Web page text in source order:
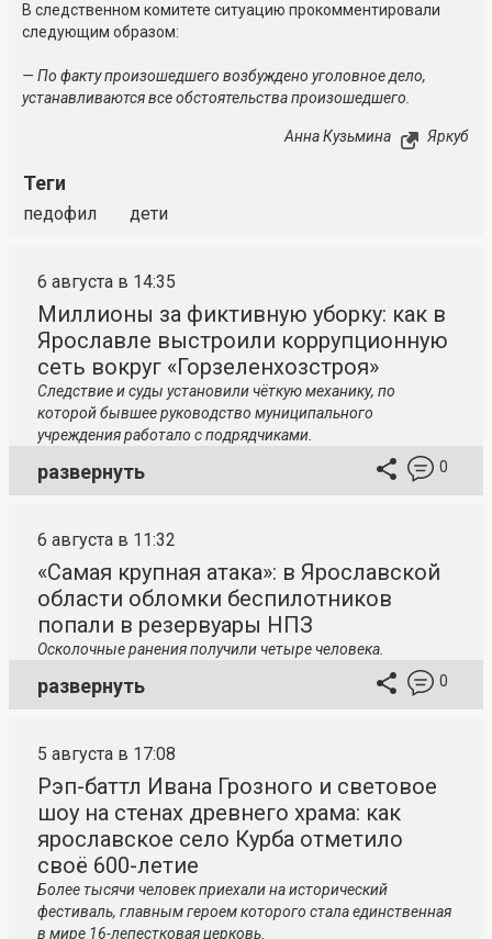
В следственном комитете ситуацию прокомментировали
следующим образом:
— По факту произошедшего возбуждено уголовное дело,
устанавливаются все обстоятельства произошедшего.
Анна Кузьмина Яркуб
Теги
педофил дети
6 августа в 14:35
Миллионы за фиктивную уборку: как в
Ярославле выстроили коррупционную
сеть вокруг «Горзеленхозстроя»
Следствие и суды установили чёткую механику, по
которой бывшее руководство муниципального
учреждения работало с подрядчиками.
развернуть 0
6 августа в 11:32
«Самая крупная атака»: в Ярославской
области обломки беспилотников
попали в резервуары НПЗ
Осколочные ранения получили четыре человека.
развернуть 0
5 августа в 17:08
Рэп-баттл Ивана Грозного и световое
шоу на стенах древнего храма: как
ярославское село Курба отметило
своё 600-летие
Более тысячи человек приехали на исторический
фестиваль, главным героем которого стала единственная
в мире 16-лепестковая церковь.